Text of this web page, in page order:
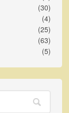
(30)
(4)
(25)
(63)
(5)